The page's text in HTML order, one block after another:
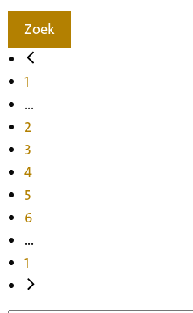
Zoek
1
...
2
3
4
5
6
...
1